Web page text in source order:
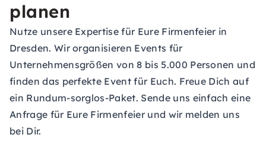
planen
Nutze unsere Expertise für Eure Firmenfeier in
Dresden. Wir organisieren Events für
Unternehmensgrößen von 8 bis 5.000 Personen und
finden das perfekte Event für Euch. Freue Dich auf
ein Rundum-sorglos-Paket. Sende uns einfach eine
Anfrage für Eure Firmenfeierund wir melden uns
bei Dir.